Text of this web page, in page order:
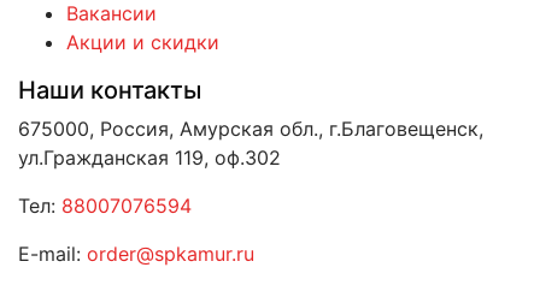
Вакансии
Акции и скидки
Наши контакты
675000, Россия, Амурская обл., г.Благовещенск,
ул.Гражданская 119, оф.302
Тел: 88007076594
E-mail: order@spkamur.ru